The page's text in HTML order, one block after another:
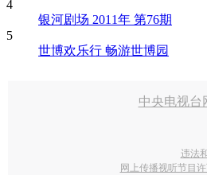
4
银河剧场 2011年 第76期
5
世博欢乐行 畅游世博园
中央电视台
违法
网上传播视听节目